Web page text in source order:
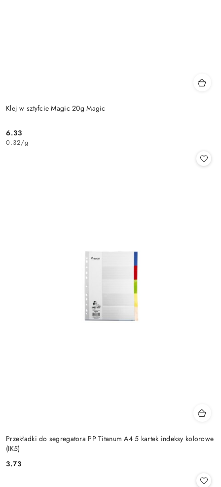
Klej w sztyfcie Magic 20g Magic
Cena:
6.33
0.32/g
Przekładki do segregatora PP Titanum A4 5 kartek indeksy kolorowe
(IK5)
Cena:
3.73